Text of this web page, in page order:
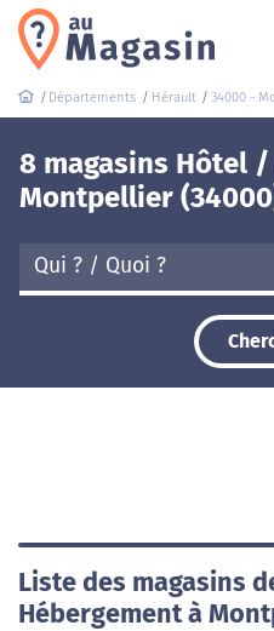
Départements Hérault 34000 -
8 magasins Hôtel
Montpellier
Liste des magasins
Hébergement à